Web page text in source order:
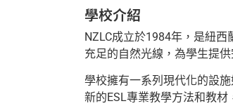
學校介紹
NZLC成立於1984年，是紐
充足的自然光線，為學生提
學校擁有一系列現代化的設
新的ESL專業教學方法和教